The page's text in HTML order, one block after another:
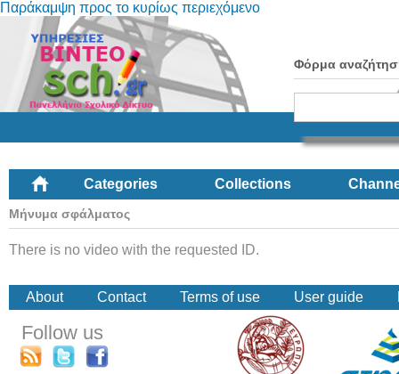
Παράκαμψη προς το κυρίως περιεχόμενο
Φόρμα
Categories Collections
Μήνυμα σφάλματος
There is no video with the requested ID.
About Contact Terms of use User guide
Follow us